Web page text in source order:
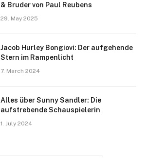
& Bruder von Paul Reubens
29. May 2025
Jacob Hurley Bongiovi: Der aufgehende
Stern im Rampenlicht
7. March 2024
Alles über Sunny Sandler: Die
aufstrebende Schauspielerin
1. July 2024